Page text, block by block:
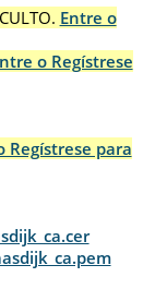
Entre o
o Regístrese
Regístrese para